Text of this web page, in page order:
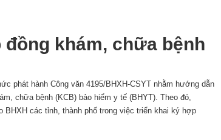
khám, chữa bệnh
phát hành Công văn 4195/BHXH-CSYT nhằm hướng dẫn
chữa bệnh (KCB) bảo hiểm y tế (BHYT). Theo đó,
BHXH các tỉnh, thành phố trong việc triển khai ký hợp